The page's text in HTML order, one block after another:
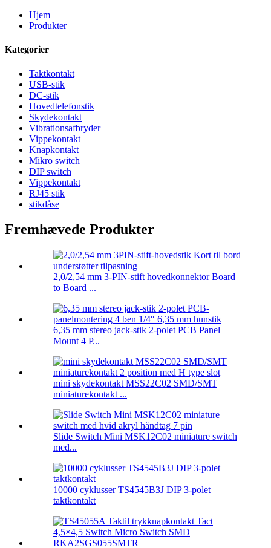
Hjem
Produkter
Kategorier
Taktkontakt
USB-stik
DC-stik
Hovedtelefonstik
Skydekontakt
Vibrationsafbryder
Vippekontakt
Knapkontakt
Mikro switch
DIP switch
Vippekontakt
RJ45 stik
stikdåse
Fremhævede Produkter
2,0/2,54 mm 3-PIN-stift hovedkonnektor Board
to Board ...
6,35 mm stereo jack-stik 2-polet PCB Panel
Mount 4 P...
mini skydekontakt MSS22C02 SMD/SMT
miniaturekontakt ...
Slide Switch Mini MSK12C02 miniature switch
med...
10000 cyklusser TS4545B3J DIP 3-polet
taktkontakt